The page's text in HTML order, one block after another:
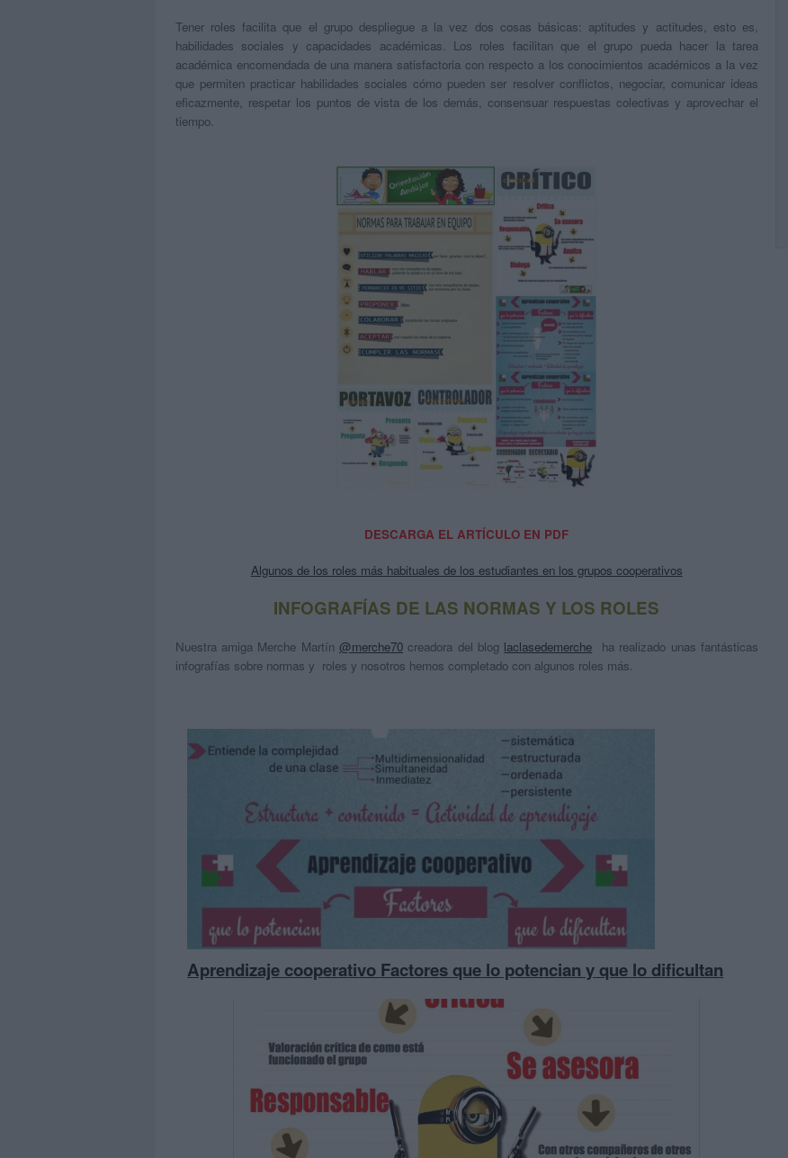
Tener roles facilita que el grupo despliegue a la vez dos cosas básicas: aptitudes y actitudes, esto es,
habilidades sociales y capacidades académicas. Los roles facilitan que el grupo pueda hacer la tarea
académica encomendada de una manera satisfactoria con respecto a los conocimientos académicos a la vez
que permiten practicar habilidades sociales cómo pueden ser resolver conflictos, negociar, comunicar ideas
eficazmente, respetar los puntos de vista de los demás, consensuar respuestas colectivas y aprovechar el
tiempo.
DESCARGA EL ARTÍCULO EN PDF
Algunos de los roles más habituales de los estudiantes en los grupos cooperativos
INFOGRAFÍAS DE LAS NORMAS Y LOS ROLES
Nuestra amiga Merche Martín@merche70 creadora del blog laclasedemerche ha realizado unas fantásticas
infografías sobre normas y roles y nosotros hemos completado con algunos roles más.
Aprendizaje cooperativo Factores que lo potencian y que lo dificultan